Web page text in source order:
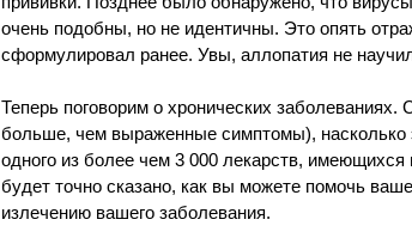
очень подобны, но не идентичны. Это опять
сформулировал ранее. Увы, аллопатия не
Теперь поговорим о хронических
больше, чем выраженные симптомы), насколько
одного из более чем 3 000 лекарств,
будет точно сказано, как вы можете помочь
излечению вашего заболевания.